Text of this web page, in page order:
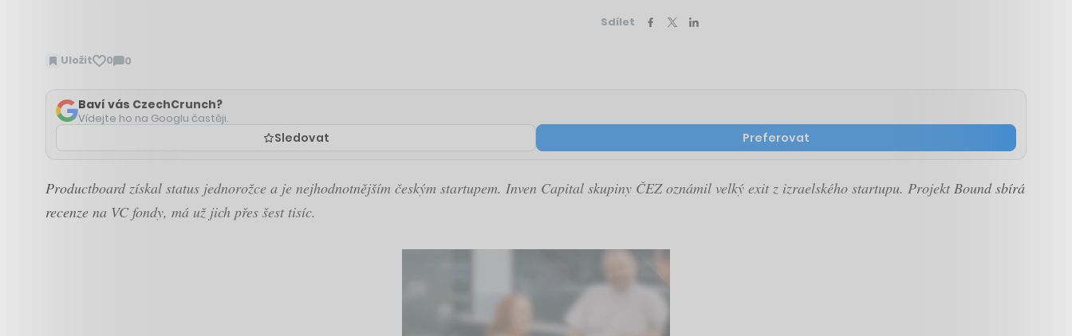
Sdílet
Uložit 0 0
Zobrazit
Baví vás CzechCrunch?
Vídejte ho na Googlu častěji.
Sledovat Preferovat
Productboard získal status jednorožce a je nejhodnotnějším českým startupem. Inven Capital skupiny ČEZ oznámil velký exit z izraelského startupu. Projekt Bound sbírá
recenze na VC fondy, má už jich přes šest tisíc.